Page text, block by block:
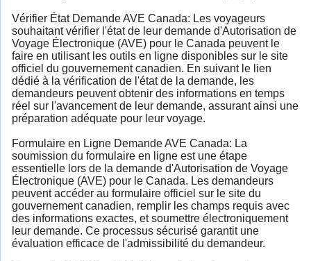
Vérifier État Demande AVE Canada: Les voyageurs
souhaitant vérifier l'état de leur demande d'Autorisation de
Voyage Électronique (AVE) pour le Canada peuvent le
faire en utilisant les outils en ligne disponibles sur le site
officiel du gouvernement canadien. En suivant le lien
dédié à la vérification de l'état de la demande, les
demandeurs peuvent obtenir des informations en temps
réel sur l'avancement de leur demande, assurant ainsi une
préparation adéquate pour leur voyage.
Formulaire en Ligne Demande AVE Canada: La
soumission du formulaire en ligne est une étape
essentielle lors de la demande d'Autorisation de Voyage
Électronique (AVE) pour le Canada. Les demandeurs
peuvent accéder au formulaire officiel sur le site du
gouvernement canadien, remplir les champs requis avec
des informations exactes, et soumettre électroniquement
leur demande. Ce processus sécurisé garantit une
évaluation efficace de l'admissibilité du demandeur.